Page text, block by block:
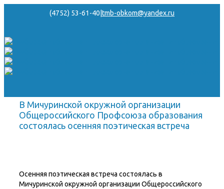
(4752) 53-61-40 tmb-obkom@yandex.ru
В Мичуринской окружной организации
Общероссийского Профсоюза образования
состоялась осенняя поэтическая встреча
Осенняя поэтическая встреча состоялась в
Мичуринской окружной организации Общероссийского